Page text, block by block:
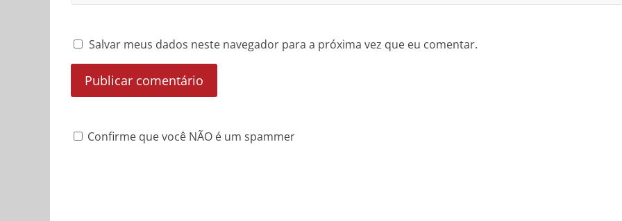
Salvar meus dados neste navegador para a próxima vez que eu comentar.
Confirme que você NÃO é um spammer